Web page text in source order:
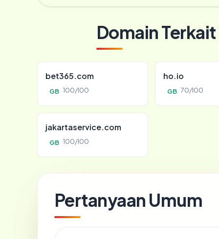
Domain Terkait
bet365.com
GB 100/100
ho.io
GB 70/100
jakartaservice.com
GB 100/100
Pertanyaan Umum